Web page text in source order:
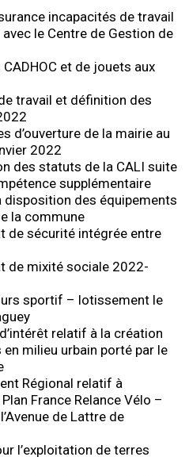
incapacités de travail
le Centre de Gestion de
et de jouets aux
travail et définition des
d’ouverture de la mairie au
2022
des statuts de la CALI suite
supplémentaire
disposition des équipements
la commune
de sécurité intégrée entre
de mixité sociale 2022-
sportif – lotissement le
relatif à la création
milieu urbain porté par le
Régional relatif à
France Relance Vélo –
de Lattre de
l’exploitation de terres